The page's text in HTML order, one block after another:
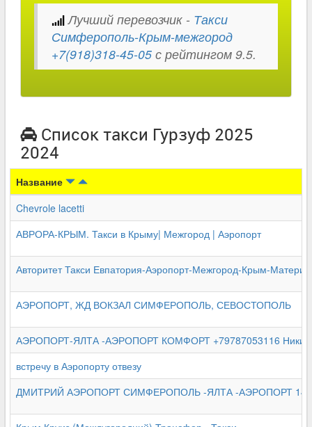
Лучший перевозчик - Такси
Симферополь-Крым-межгород
+7(918)318-45-05 с рейтингом 9.5.
Список такси Гурзуф 2025
2024
Название
Chevrole lacetti
АВРОРА-КРЫМ. Такси в Крыму| Межгород | Аэропорт
Авторитет Такси Евпатория-Аэропорт-Межгород-Крым-Материк
АЭРОПОРТ, ЖД ВОКЗАЛ СИМФЕРОПОЛЬ, СЕВОСТОПОЛЬ
АЭРОПОРТ-ЯЛТА -АЭРОПОРТ КОМФОРТ +79787053116
встречу в Аэропорту отвезу
ДМИТРИЙ АЭРОПОРТ СИМФЕРОПОЛЬ -ЯЛТА -АЭРОПОРТ